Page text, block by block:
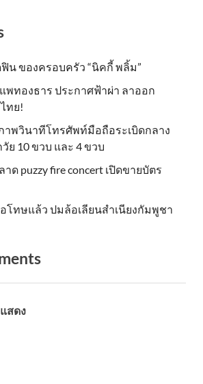
น ของครอบครัว “นิคกี้ พลิ้ม”
พทองธาร ประกาศฟ้าผ่า ลาออก
ทย!
าพวินาทีโทรศัพท์มือถือระเบิดกลาง
ย 10 ขวบ และ 4 ขวบ
puzzy fire concert เปิดขายบัตร
โทษแล้ว ปมล้อเลียนสำเนียงกัมพูชา
สดง